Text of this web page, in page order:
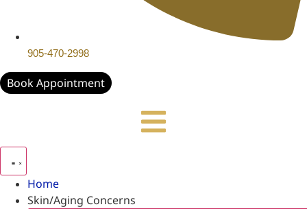
905-470-2998
Book Appointment
Home
Skin/Aging Concerns